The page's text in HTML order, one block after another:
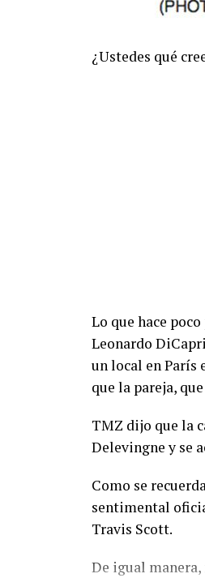
¿Ustedes qué
Lo que hace
Leonardo
un local en París
que la pareja,
TMZ dijo que la
Delevingne y se
Como se
sentimental
Travis Scott.
De igual manera,